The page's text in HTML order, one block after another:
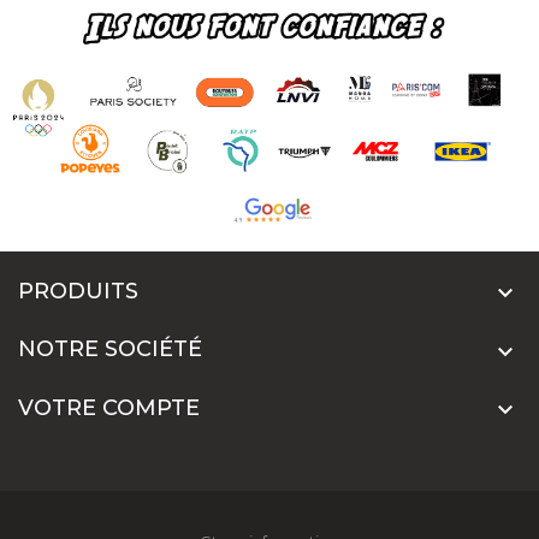
PRODUITS 
NOTRE SOCIÉTÉ 
VOTRE COMPTE 